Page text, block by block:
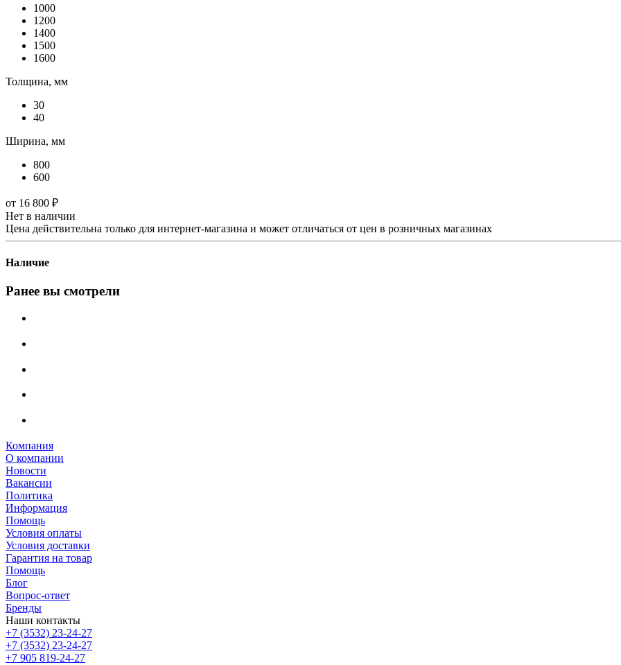
1000
1200
1400
1500
1600
Толщина, мм
30
40
Ширина, мм
800
600
от 16 800 ₽
Нет в наличии
Цена действительна только для интернет-магазина и может отличаться от цен в розничных магазинах
Наличие
Ранее вы смотрели
Компания
О компании
Новости
Вакансии
Политика
Информация
Помощь
Условия оплаты
Условия доставки
Гарантия на товар
Помощь
Блог
Вопрос-ответ
Бренды
Наши контакты
+7 (3532) 23-24-27
+7 (3532) 23-24-27
+7 905 819-24-27